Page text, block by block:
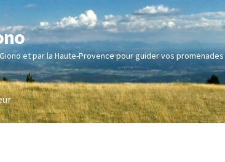
et par la Haute-Provence pour guider vos promenades